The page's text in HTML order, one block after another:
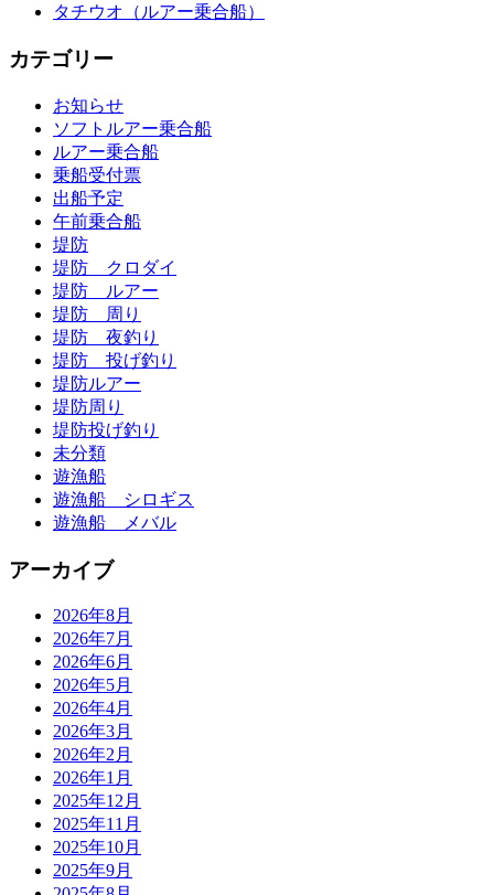
タチウオ（ルアー乗合船）
カテゴリー
お知らせ
ソフトルアー乗合船
ルアー乗合船
乗船受付票
出船予定
午前乗合船
堤防
堤防 クロダイ
堤防 ルアー
堤防 周り
堤防 夜釣り
堤防 投げ釣り
堤防ルアー
堤防周り
堤防投げ釣り
未分類
遊漁船
遊漁船 シロギス
遊漁船 メバル
アーカイブ
2026年8月
2026年7月
2026年6月
2026年5月
2026年4月
2026年3月
2026年2月
2026年1月
2025年12月
2025年11月
2025年10月
2025年9月